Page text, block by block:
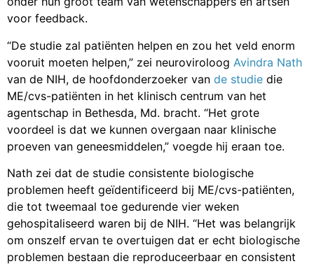
voor feedback.
“De studie zal patiënten helpen en zou het veld enorm
vooruit moeten helpen,” zei neuroviroloog Avindra Nath
van de NIH, de hoofdonderzoeker van de studie die
ME/cvs-patiënten in het klinisch centrum van het
agentschap in Bethesda, Md. bracht. “Het grote
voordeel is dat we kunnen overgaan naar klinische
proeven van geneesmiddelen,” voegde hij eraan toe.
Nath zei dat de studie consistente biologische
problemen heeft geïdentificeerd bij ME/cvs-patiënten,
die tot tweemaal toe gedurende vier weken
gehospitaliseerd waren bij de NIH. “Het was belangrijk
om onszelf ervan te overtuigen dat er echt biologische
problemen bestaan die reproduceerbaar en consistent